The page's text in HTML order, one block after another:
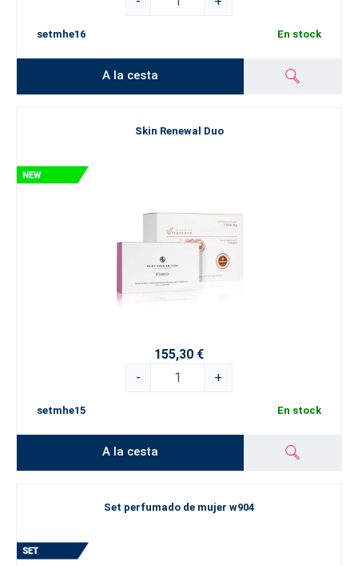
setmhe16 En stock
A la cesta
Skin Renewal Duo
155,30 €
-
+
setmhe15 En stock
A la cesta
Set perfumado de mujer w904